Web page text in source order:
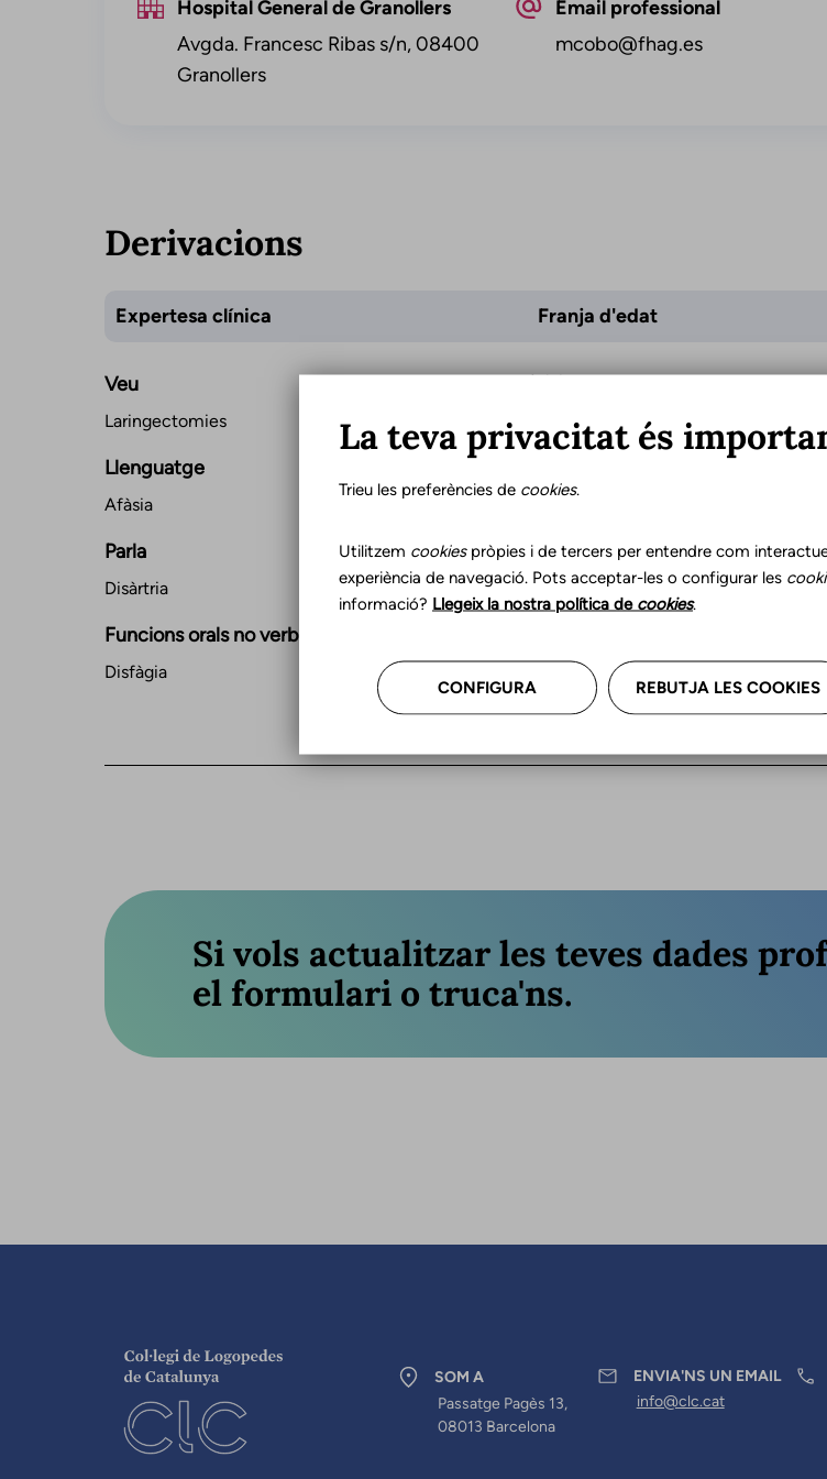
Hospital General de Granollers
Avgda. Francesc Ribas s/n, 08400
Granollers
Email professional
mcobo@fhag.es
Derivacions
Expertesa clínica
Veu
Laringectomies
Llenguatge
Afàsia
Parla
Disàrtria
Funcions orals no verbals
Disfàgia
Franja d'edat
Adults
Si vols actualitzar les teves dades
el formulari o truca'ns.
SOM A
Passatge Pagès 13,
08013 Barcelona
ENVIA'NS UN EMAIL
info@clc.cat
La teva privacitat és
Trieu les preferències de cookies.
Utilitzem cookiespròpies i de tercers per entendre com
experiència de navegació. Pots acceptar-les o configurar les
informació? Llegeix la nostra política de cookies.
CONFIGURA REBUTJA LES COOKIES